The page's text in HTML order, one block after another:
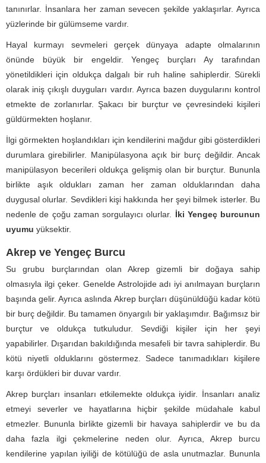
tanınırlar. İnsanlara her zaman sevecen şekilde yaklaşırlar. Ayrıca
yüzlerinde bir gülümseme vardır.
Hayal kurmayı sevmeleri gerçek dünyaya adapte olmalarının
önünde büyük bir engeldir. Yengeç burçları Ay tarafından
yönetildikleri için oldukça dalgalı bir ruh haline sahiplerdir. Sürekli
olarak iniş çıkışlı duyguları vardır. Ayrıca bazen duygularını kontrol
etmekte de zorlanırlar. Şakacı bir burçtur ve çevresindeki kişileri
güldürmekten hoşlanır.
İlgi görmekten hoşlandıkları için kendilerini mağdur gibi gösterdikleri
durumlara girebilirler. Manipülasyona açık bir burç değildir. Ancak
manipülasyon becerileri oldukça gelişmiş olan bir burçtur. Bununla
birlikte aşık oldukları zaman her zaman olduklarından daha
duygusal olurlar. Sevdikleri kişi hakkında her şeyi bilmek isterler. Bu
nedenle de çoğu zaman sorgulayıcı olurlar. İki Yengeç burcunun
uyumu yüksektir.
Akrep ve Yengeç Burcu
Su grubu burçlarından olan Akrep gizemli bir doğaya sahip
olmasıyla ilgi çeker. Genelde Astrolojide adı iyi anılmayan burçların
başında gelir. Ayrıca aslında Akrep burçları düşünüldüğü kadar kötü
bir burç değildir. Bu tamamen önyargılı bir yaklaşımdır. Bağımsız bir
burçtur ve oldukça tutkuludur. Sevdiği kişiler için her şeyi
yapabilirler. Dışarıdan bakıldığında mesafeli bir tavra sahiplerdir. Bu
kötü niyetli olduklarını göstermez. Sadece tanımadıkları kişilere
karşı ördükleri bir duvar vardır.
Akrep burçları insanları etkilemekte oldukça iyidir. İnsanları analiz
etmeyi severler ve hayatlarına hiçbir şekilde müdahale kabul
etmezler. Bununla birlikte gizemli bir havaya sahiplerdir ve bu da
daha fazla ilgi çekmelerine neden olur. Ayrıca, Akrep burcu
kendilerine yapılan iyiliği de kötülüğü de asla unutmazlar. Bununla